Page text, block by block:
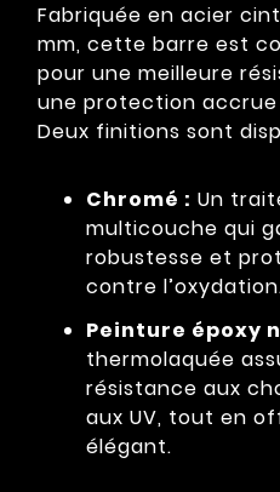
Fabriquée en acier
mm, cette barre est
pour une meilleure
une protection
Deux finitions sont
Chromé : Un
multicouche qui
robustesse et
contre
Peinture époxy
thermolaquée
résistance aux
aux UV, tout en
élégant.